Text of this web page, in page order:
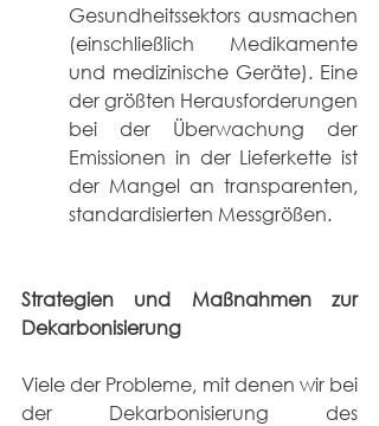
Gesundheitssektors ausmachen
(einschließlich Medikamente
und medizinische Geräte). Eine
der größten Herausforderungen
bei der Überwachung der
Emissionen in der Lieferkette ist
der Mangel an transparenten,
Strategien und Maßnahmen zur
Dekarbonisierung
Viele der Probleme, mit denen wir bei
der Dekarbonisierung des